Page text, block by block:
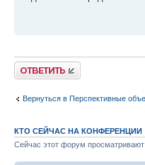
Ответить
Вернуться в Перспективные
КТО СЕЙЧАС НА КОНФЕРЕНЦИИ
Сейчас этот форум